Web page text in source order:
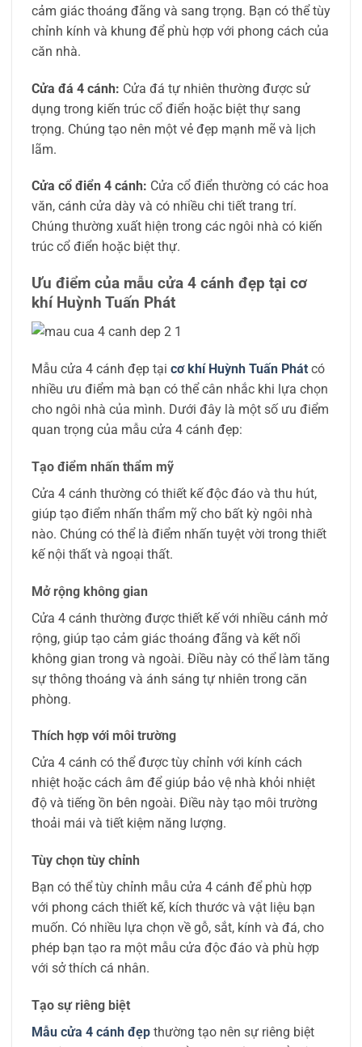
cảm giác thoáng đãng và sang trọng. Bạn có thể tùy
chỉnh kính và khung để phù hợp với phong cách của
căn nhà.
Cửa đá 4 cánh: Cửa đá tự nhiên thường được sử
dụng trong kiến trúc cổ điển hoặc biệt thự sang
trọng. Chúng tạo nên một vẻ đẹp mạnh mẽ và lịch
lãm.
Cửa cổ điển 4 cánh: Cửa cổ điển thường có các hoa
văn, cánh cửa dày và có nhiều chi tiết trang trí.
Chúng thường xuất hiện trong các ngôi nhà có kiến
trúc cổ điển hoặc biệt thự.
Ưu điểm của mẫu cửa 4 cánh đẹp tại cơ
khí Huỳnh Tuấn Phát
Mẫu cửa 4 cánh đẹp tại cơ khí Huỳnh Tuấn Phát có
nhiều ưu điểm mà bạn có thể cân nhắc khi lựa chọn
cho ngôi nhà của mình. Dưới đây là một số ưu điểm
quan trọng của mẫu cửa 4 cánh đẹp:
Tạo điểm nhấn thẩm mỹ
Cửa 4 cánh thường có thiết kế độc đáo và thu hút,
giúp tạo điểm nhấn thẩm mỹ cho bất kỳ ngôi nhà
nào. Chúng có thể là điểm nhấn tuyệt vời trong thiết
kế nội thất và ngoại thất.
Mở rộng không gian
Cửa 4 cánh thường được thiết kế với nhiều cánh mở
rộng, giúp tạo cảm giác thoáng đãng và kết nối
không gian trong và ngoài. Điều này có thể làm tăng
sự thông thoáng và ánh sáng tự nhiên trong căn
phòng.
Thích hợp với môi trường
Cửa 4 cánh có thể được tùy chỉnh với kính cách
nhiệt hoặc cách âm để giúp bảo vệ nhà khỏi nhiệt
độ và tiếng ồn bên ngoài. Điều này tạo môi trường
thoải mái và tiết kiệm năng lượng.
Tùy chọn tùy chỉnh
Bạn có thể tùy chỉnh mẫu cửa 4 cánh để phù hợp
với phong cách thiết kế, kích thước và vật liệu bạn
muốn. Có nhiều lựa chọn về gỗ, sắt, kính và đá, cho
phép bạn tạo ra một mẫu cửa độc đáo và phù hợp
với sở thích cá nhân.
Tạo sự riêng biệt
Mẫu cửa 4 cánh đẹp thường tạo nên sự riêng biệt